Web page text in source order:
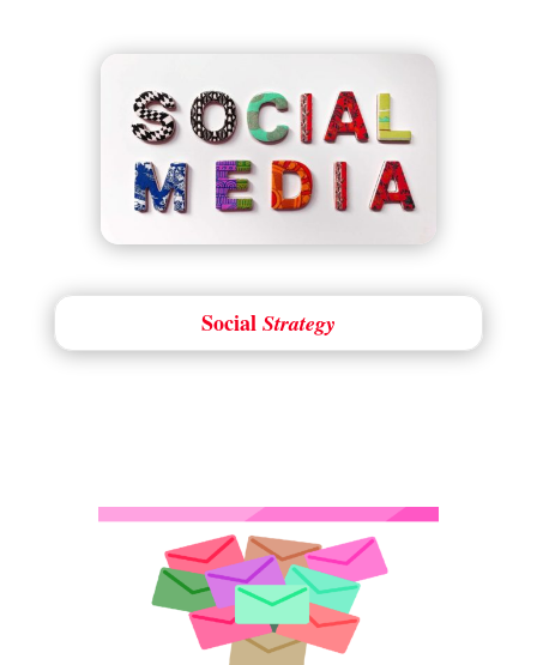
Social Strategy